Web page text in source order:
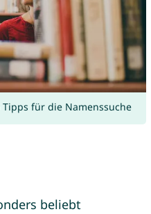
für die Namenssuche
beliebt